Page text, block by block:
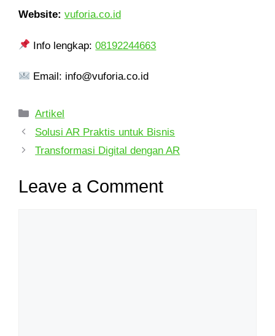
Website: vuforia.co.id
Info lengkap:08192244663
Email: info@vuforia.co.id
Artikel
Solusi AR Praktis untuk Bisnis
Transformasi Digital dengan AR
Leave a Comment